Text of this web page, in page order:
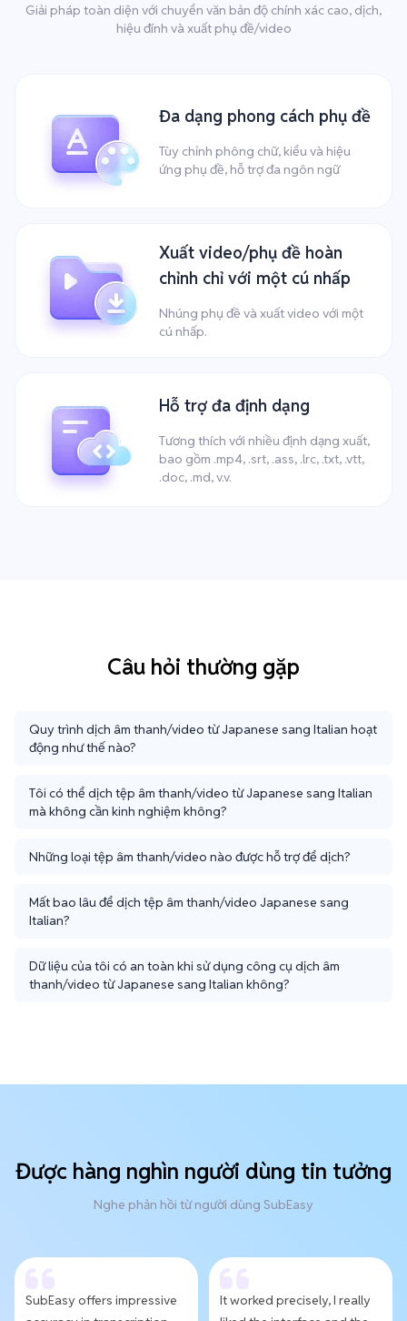
Giải pháp toàn diện với chuyển văn bản độ chính xác cao, dịch,
hiệu đính và xuất phụ đề/video
Đa dạng phong cách phụ đề
Tùy chỉnh phông chữ, kiểu và hiệu
ứng phụ đề, hỗ trợ đa ngôn ngữ
Xuất video/phụ đề hoàn
chỉnh chỉ với một cú nhấp
Nhúng phụ đề và xuất video với một
cú nhấp.
Hỗ trợ đa định dạng
Tương thích với nhiều định dạng xuất,
bao gồm .mp4, .srt, .ass, .lrc, .txt, .vtt,
.doc, .md, v.v.
Câu hỏi thường gặp
Quy trình dịch âm thanh/video từ Japanese sang Italian hoạt
động như thế nào?
Tôi có thể dịch tệp âm thanh/video từ Japanese sang Italian
mà không cần kinh nghiệm không?
Những loại tệp âm thanh/video nào được hỗ trợ để dịch?
Mất bao lâu để dịch tệp âm thanh/video Japanese sang
Italian?
Dữ liệu của tôi có an toàn khi sử dụng công cụ dịch âm
thanh/video từ Japanese sang Italian không?
Được hàng nghìn người dùng tin tưởng
Nghe phản hồi từ người dùng SubEasy
SubEasy offers impressive
It worked precisely, I really